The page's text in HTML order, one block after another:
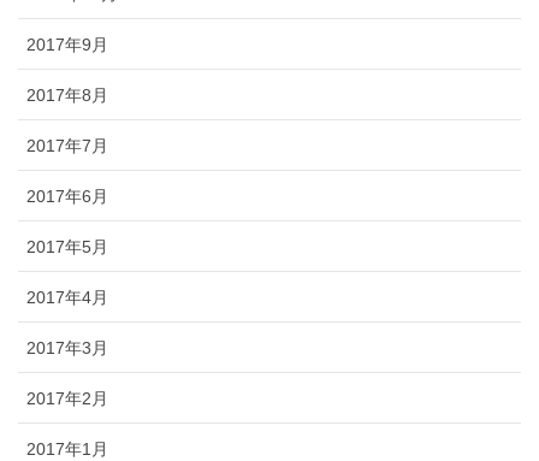
2017年9月
2017年8月
2017年7月
2017年6月
2017年5月
2017年4月
2017年3月
2017年2月
2017年1月